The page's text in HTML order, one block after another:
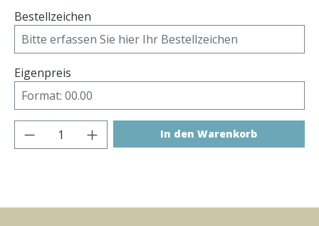
Bestellzeichen
Eigenpreis
Produkt Anzahl: Gib den gewünschten
In den Warenkorb